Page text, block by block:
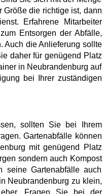
Größe die richtige ist, dann
Erfahrene Mitarbeiter
Entsorgen der Abfälle,
Auch die Anlieferung sollte
daher für genügend Platz
in Neubrandenburg auf
bei Ihrer zuständigen
sollten Sie bei Ihrem
Gartenabfälle können
mit genügend Platz
sondern auch Kompost
seine Gartenabfälle auch
Neubrandenburg zu klein,
Fragen Sie bei der